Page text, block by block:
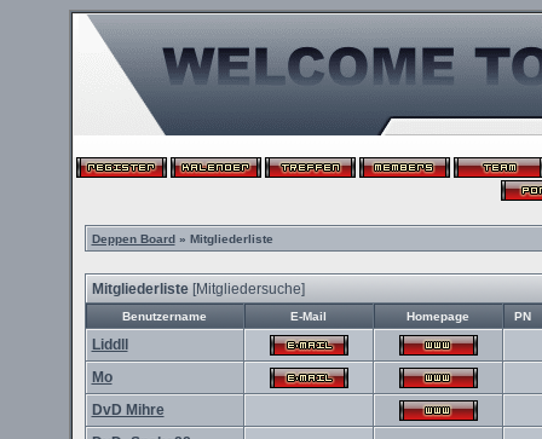
Deppen Board» Mitgliederliste
Mitgliederliste[Mitgliedersuche]
Benutzername E-Mail Homepage PN
Liddll
Mo
DvD Mihre